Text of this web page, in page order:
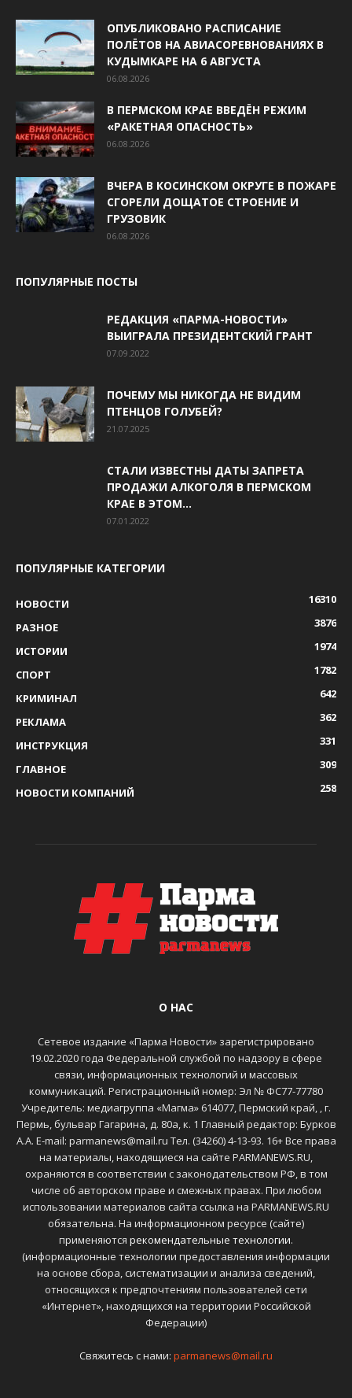
ОПУБЛИКОВАНО РАСПИСАНИЕ
ПОЛЁТОВ НА АВИАСОРЕВНОВАНИЯХ В
КУДЫМКАРЕ НА 6 АВГУСТА
06.08.2026
В ПЕРМСКОМ КРАЕ ВВЕДЁН РЕЖИМ
«РАКЕТНАЯ ОПАСНОСТЬ»
06.08.2026
ВЧЕРА В КОСИНСКОМ ОКРУГЕ В ПОЖАРЕ
СГОРЕЛИ ДОЩАТОЕ СТРОЕНИЕ И
ГРУЗОВИК
06.08.2026
ПОПУЛЯРНЫЕ ПОСТЫ
РЕДАКЦИЯ «ПАРМА-НОВОСТИ»
ВЫИГРАЛА ПРЕЗИДЕНТСКИЙ ГРАНТ
07.09.2022
ПОЧЕМУ МЫ НИКОГДА НЕ ВИДИМ
ПТЕНЦОВ ГОЛУБЕЙ?
21.07.2025
СТАЛИ ИЗВЕСТНЫ ДАТЫ ЗАПРЕТА
ПРОДАЖИ АЛКОГОЛЯ В ПЕРМСКОМ
КРАЕ В ЭТОМ...
07.01.2022
ПОПУЛЯРНЫЕ КАТЕГОРИИ
НОВОСТИ
16310
РАЗНОЕ
3876
ИСТОРИИ
1974
СПОРТ
1782
КРИМИНАЛ
642
РЕКЛАМА
362
ИНСТРУКЦИЯ
331
ГЛАВНОЕ
309
НОВОСТИ КОМПАНИЙ
258
О НАС
Сетевое издание «Парма Новости» зарегистрировано
19.02.2020 года Федеральной службой по надзору в сфере
связи, информационных технологий и массовых
коммуникаций. Регистрационный номер: Эл № ФС77-77780
Учредитель: медиагруппа «Магма» 614077, Пермский край, , г.
Пермь, бульвар Гагарина, д. 80а, к. 1 Главный редактор: Бурков
А.А. E-mail: parmanews@mail.ru Тел. (34260) 4-13-93. 16+ Все права
на материалы, находящиеся на сайте PARMANEWS.RU,
охраняются в соответствии с законодательством РФ, в том
числе об авторском праве и смежных правах. При любом
использовании материалов сайта ссылка на PARMANEWS.RU
обязательна. На информационном ресурсе (сайте)
применяются рекомендательные технологии.
(информационные технологии предоставления информации
на основе сбора, систематизации и анализа сведений,
относящихся к предпочтениям пользователей сети
«Интернет», находящихся на территории Российской
Федерации)
Свяжитесь с нами: parmanews@mail.ru